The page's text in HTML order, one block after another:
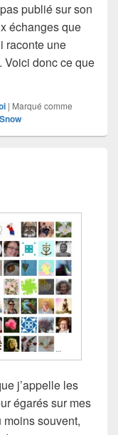
publié sur son
échanges que
raconte une
Voici donc ce que
Snow
| Marqué comme
Snow
j’appelle les
égarés sur mes
souvent,